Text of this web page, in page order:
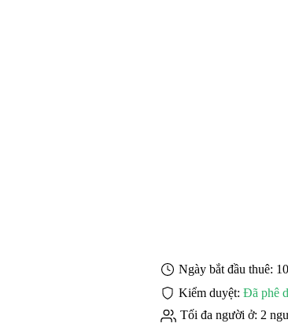
Ngày bắt đầu thuê:
Kiểm duyệt: Đã phê
Tối đa người ở: 2